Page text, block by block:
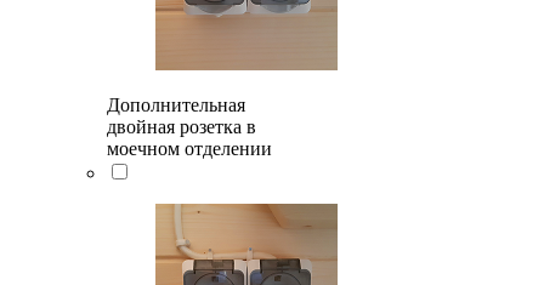
Дополнительная
двойная розетка в
моечном отделении